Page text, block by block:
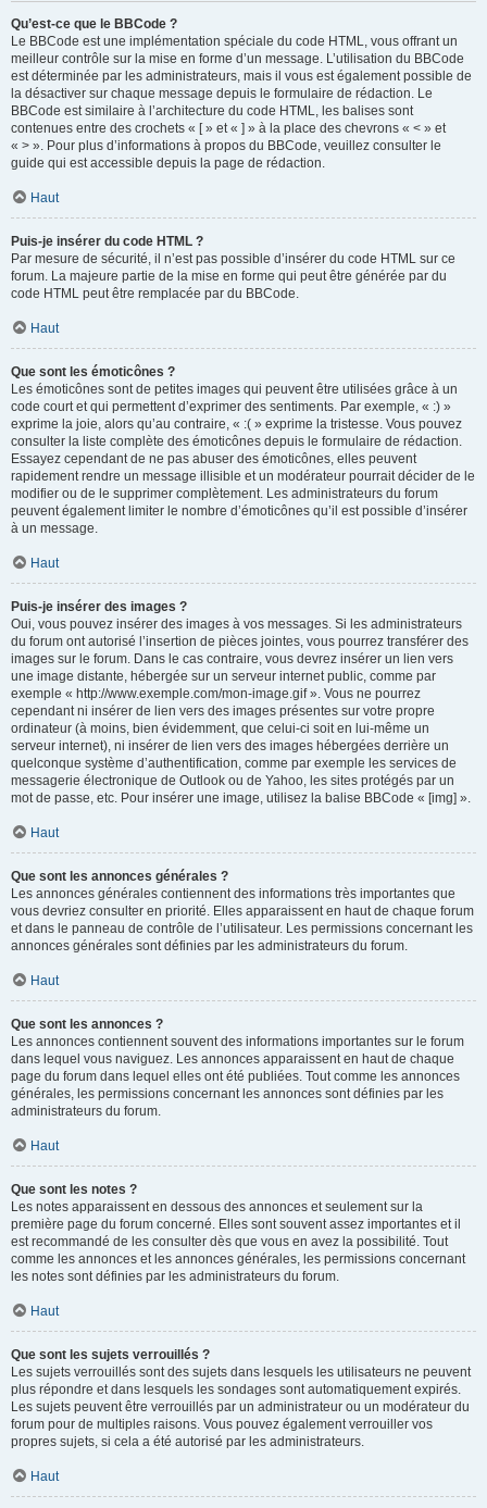
Qu’est-ce que le BBCode ?
Le BBCode est une implémentation spéciale du code HTML, vous offrant un
meilleur contrôle sur la mise en forme d’un message. L’utilisation du BBCode
est déterminée par les administrateurs, mais il vous est également possible de
la désactiver sur chaque message depuis le formulaire de rédaction. Le
BBCode est similaire à l’architecture du code HTML, les balises sont
contenues entre des crochets « [ » et « ] » à la place des chevrons « < » et
« > ». Pour plus d’informations à propos du BBCode, veuillez consulter le
guide qui est accessible depuis la page de rédaction.
Haut
Puis-je insérer du code HTML ?
Par mesure de sécurité, il n’est pas possible d’insérer du code HTML sur ce
forum. La majeure partie de la mise en forme qui peut être générée par du
code HTML peut être remplacée par du BBCode.
Haut
Que sont les émoticônes ?
Les émoticônes sont de petites images qui peuvent être utilisées grâce à un
code court et qui permettent d’exprimer des sentiments. Par exemple, « :) »
exprime la joie, alors qu’au contraire, « :( » exprime la tristesse. Vous pouvez
consulter la liste complète des émoticônes depuis le formulaire de rédaction.
Essayez cependant de ne pas abuser des émoticônes, elles peuvent
rapidement rendre un message illisible et un modérateur pourrait décider de le
modifier ou de le supprimer complètement. Les administrateurs du forum
peuvent également limiter le nombre d’émoticônes qu’il est possible d’insérer
à un message.
Haut
Puis-je insérer des images ?
Oui, vous pouvez insérer des images à vos messages. Si les administrateurs
du forum ont autorisé l’insertion de pièces jointes, vous pourrez transférer des
images sur le forum. Dans le cas contraire, vous devrez insérer un lien vers
une image distante, hébergée sur un serveur internet public, comme par
exemple « http://www.exemple.com/mon-image.gif ». Vous ne pourrez
cependant ni insérer de lien vers des images présentes sur votre propre
ordinateur (à moins, bien évidemment, que celui-ci soit en lui-même un
serveur internet), ni insérer de lien vers des images hébergées derrière un
quelconque système d’authentification, comme par exemple les services de
messagerie électronique de Outlook ou de Yahoo, les sites protégés par un
mot de passe, etc. Pour insérer une image, utilisez la balise BBCode « [img] ».
Haut
Que sont les annonces générales ?
Les annonces générales contiennent des informations très importantes que
vous devriez consulter en priorité. Elles apparaissent en haut de chaque forum
et dans le panneau de contrôle de l’utilisateur. Les permissions concernant les
annonces générales sont définies par les administrateurs du forum.
Haut
Que sont les annonces ?
Les annonces contiennent souvent des informations importantes sur le forum
dans lequel vous naviguez. Les annonces apparaissent en haut de chaque
page du forum dans lequel elles ont été publiées. Tout comme les annonces
générales, les permissions concernant les annonces sont définies par les
administrateurs du forum.
Haut
Que sont les notes ?
Les notes apparaissent en dessous des annonces et seulement sur la
première page du forum concerné. Elles sont souvent assez importantes et il
est recommandé de les consulter dès que vous en avez la possibilité. Tout
comme les annonces et les annonces générales, les permissions concernant
les notes sont définies par les administrateurs du forum.
Haut
Que sont les sujets verrouillés ?
Les sujets verrouillés sont des sujets dans lesquels les utilisateurs ne peuvent
plus répondre et dans lesquels les sondages sont automatiquement expirés.
Les sujets peuvent être verrouillés par un administrateur ou un modérateur du
forum pour de multiples raisons. Vous pouvez également verrouiller vos
propres sujets, si cela a été autorisé par les administrateurs.
Haut